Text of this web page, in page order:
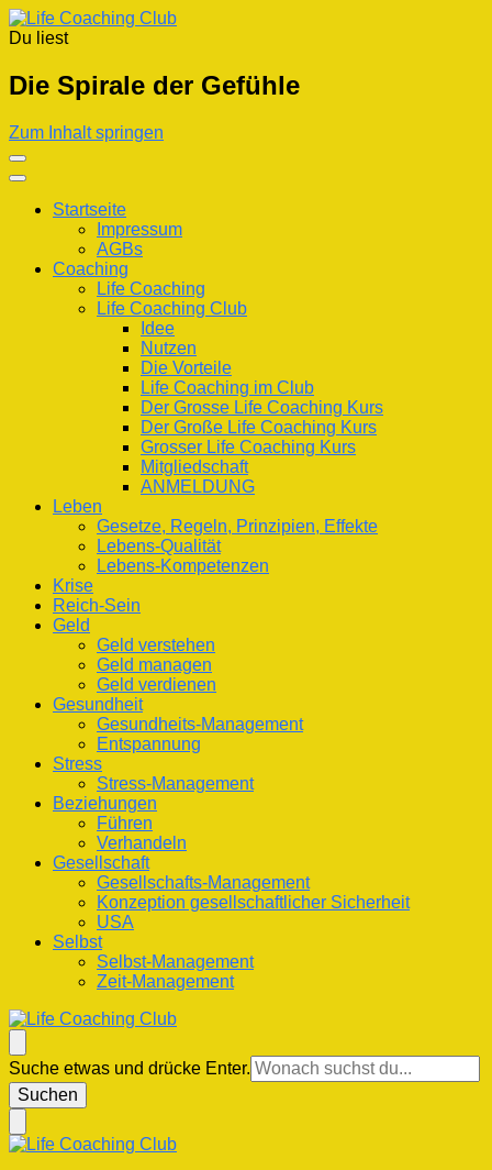
Du liest
Die Spirale der Gefühle
Zum Inhalt springen
Startseite
Impressum
AGBs
Coaching
Life Coaching
Life Coaching Club
Idee
Nutzen
Die Vorteile
Life Coaching im Club
Der Grosse Life Coaching Kurs
Der Große Life Coaching Kurs
Grosser Life Coaching Kurs
Mitgliedschaft
ANMELDUNG
Leben
Gesetze, Regeln, Prinzipien, Effekte
Lebens-Qualität
Lebens-Kompetenzen
Krise
Reich-Sein
Geld
Geld verstehen
Geld managen
Geld verdienen
Gesundheit
Gesundheits-Management
Entspannung
Stress
Stress-Management
Beziehungen
Führen
Verhandeln
Gesellschaft
Gesellschafts-Management
Konzeption gesellschaftlicher Sicherheit
USA
Selbst
Selbst-Management
Zeit-Management
Life Coaching Club
Für Deine Lebenskompetenz
Suchst
du
nach
Suche etwas und drücke Enter.